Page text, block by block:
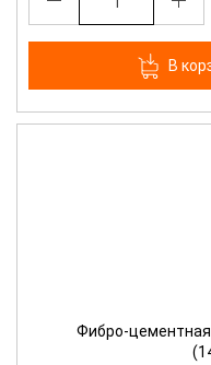
В
Фибро-цементная